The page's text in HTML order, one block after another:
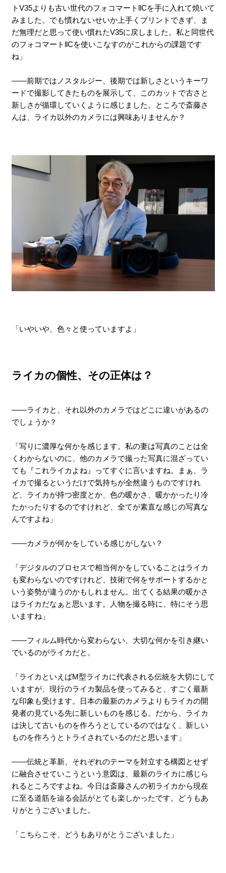
トV35よりも古い世代のフォコマートllCを手に入れて焼いて
みました。でも慣れないせいか上手くプリントできず、ま
だ無理だと思って使い慣れたV35に戻しました。私と同世代
のフォコマートllCを使いこなすのがこれからの課題です
ね」
――前期ではノスタルジー、後期では新しさというキーワ
ードで撮影してきたものを展示して、このカットで古さと
新しさが循環していくように感じました。ところで斎藤さ
んは、ライカ以外のカメラには興味ありませんか？
「いやいや、色々と使っていますよ」
ライカの個性、その正体は？
――ライカと、それ以外のカメラではどこに違いがあるの
でしょうか？
「写りに濃厚な何かを感じます。私の妻は写真のことは全
くわからないのに、他のカメラで撮った写真に混ざってい
ても『これライカよね』ってすぐに言いますね。まぁ、ラ
イカで撮るというだけで気持ちが全然違うものですけれ
ど、ライカが持つ密度とか、色の暖かさ、暖かかったり冷
たかったりするのですけれど、全てが素直な感じの写真な
んですよね」
――カメラが何かをしている感じがしない？
「デジタルのプロセスで相当何かをしていることはライカ
も変わらないのですけれど、技術で何をサポートするかと
いう姿勢が違うのかもしれません。出てくる結果の暖かさ
はライカだなぁと思います。人物を撮る時に、特にそう思
いますね」
――フィルム時代から変わらない、大切な何かを引き継い
でいるのがライカだと。
「ライカといえばM型ライカに代表される伝統を大切にして
いますが、現行のライカ製品を使ってみると、すごく最新
な印象も受けます。日本の最新のカメラよりもライカの開
発者の見ている先に新しいものを感じる。だから、ライカ
は決して古いものを作ろうとしているのではなく、新しい
ものを作ろうとトライされているのだと思います」
――伝統と革新、それぞれのテーマを対立する構図とせず
に融合させていこうという意図は、最新のライカに感じら
れるところですよね。今日は斎藤さんの初ライカから現在
に至る道筋を辿る会話がとても楽しかったです。どうもあ
りがとうございました。
「こちらこそ、どうもありがとうございました」